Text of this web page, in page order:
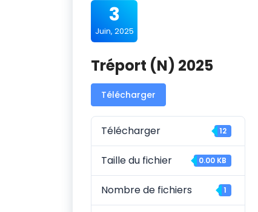
3
Juin, 2025
Tréport (N) 2025
Télécharger
Télécharger 12
Taille du fichier 0.00 KB
Nombre de fichiers 1